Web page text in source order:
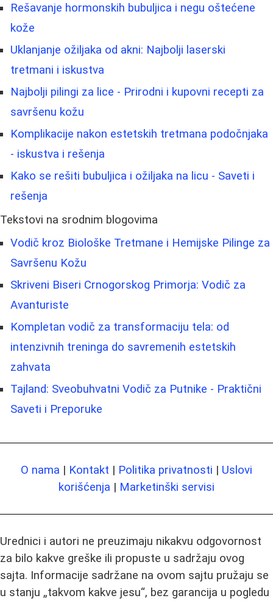
Rešavanje hormonskih bubuljica i negu oštećene
kože
Uklanjanje ožiljaka od akni: Najbolji laserski
tretmani i iskustva
Najbolji pilingi za lice - Prirodni i kupovni recepti za
savršenu kožu
Komplikacije nakon estetskih tretmana podočnjaka
- iskustva i rešenja
Kako se rešiti bubuljica i ožiljaka na licu - Saveti i
rešenja
Tekstovi na srodnim blogovima
Vodič kroz Biološke Tretmane i Hemijske Pilinge za
Savršenu Kožu
Skriveni Biseri Crnogorskog Primorja: Vodič za
Avanturiste
Kompletan vodič za transformaciju tela: od
intenzivnih treninga do savremenih estetskih
zahvata
Tajland: Sveobuhvatni Vodič za Putnike - Praktični
Saveti i Preporuke
O nama | Kontakt | Politika privatnosti | Uslovi
korišćenja | Marketinški servisi
Urednici i autori ne preuzimaju nikakvu odgovornost
za bilo kakve greške ili propuste u sadržaju ovog
sajta. Informacije sadržane na ovom sajtu pružaju se
u stanju „takvom kakve jesu“, bez garancija u pogledu